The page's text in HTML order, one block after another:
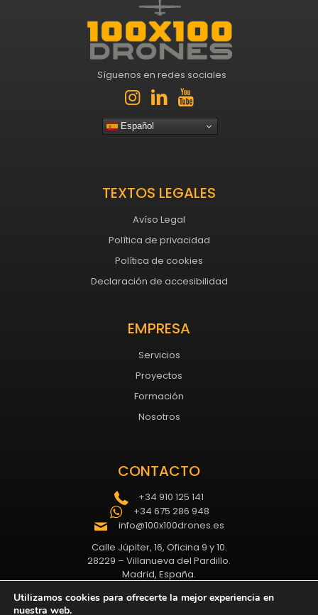
Síguenos en redes sociales
Español
TEXTOS LEGALES
Avíso Legal
Política de privacidad
Política de cookies
Declaración de accesibilidad
EMPRESA
Servicios
Proyectos
Formación
Nosotros
CONTACTO
+34 910 125 141
+34 675 286 948
info@100x100drones.es
Calle Júpiter, 16, Oficina 9 y 10.
28229 – Villanueva del Pardillo.
Madrid, España.
Utilizamos cookies para ofrecerte la mejor experiencia en
nuestra web.